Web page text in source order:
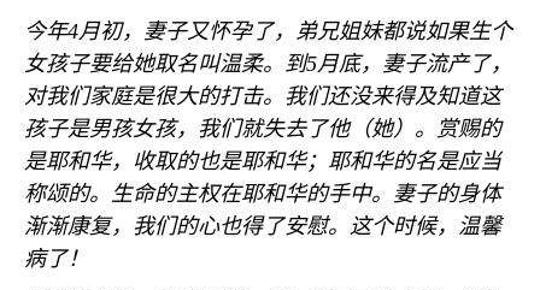
今年4月初，妻子又怀孕了，弟兄姐妹都说如果生个
女孩子要给她取名叫温柔。到5月底，妻子流产了，
对我们家庭是很大的打击。我们还没来得及知道这
孩子是男孩女孩，我们就失去了他（她）。赏赐的
是耶和华，收取的也是耶和华；耶和华的名是应当
称颂的。生命的主权在耶和华的手中。妻子的身体
渐渐康复，我们的心也得了安慰。这个时候，温馨
病了！